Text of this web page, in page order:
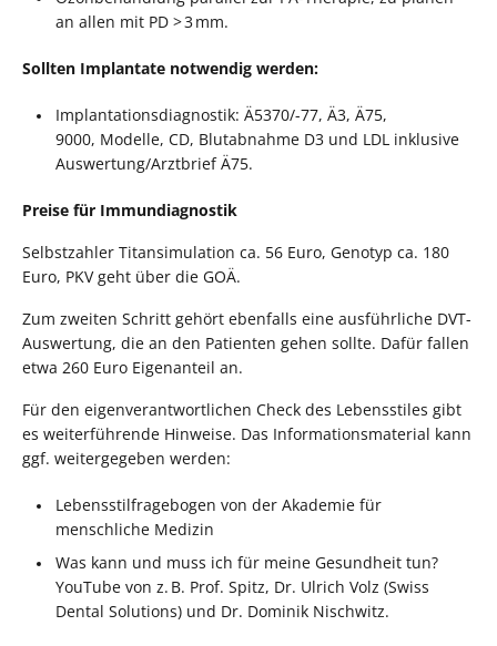
an allen mit PD > 3 mm.
Sollten Implantate notwendig werden:
Implantationsdiagnostik: Ä5370/-77, Ä3, Ä75,
9000, Modelle, CD, Blutabnahme D3 und LDL inklusive
Auswertung/Arztbrief Ä75.
Preise für Immundiagnostik
Selbstzahler Titansimulation ca. 56 Euro, Genotyp ca. 180
Euro, PKV geht über die GOÄ.
Zum zweiten Schritt gehört ebenfalls eine ausführliche DVT-
Auswertung, die an den Patienten gehen sollte. Dafür fallen
etwa 260 Euro Eigenanteil an.
Für den eigenverantwortlichen Check des Lebensstiles gibt
es weiterführende Hinweise. Das Informationsmaterial kann
ggf. weitergegeben werden:
Lebensstilfragebogen von der Akademie für
menschliche Medizin
Was kann und muss ich für meine Gesundheit tun?
YouTube von z. B. Prof. Spitz, Dr. Ulrich Volz (Swiss
Dental Solutions) und Dr. Dominik Nischwitz.